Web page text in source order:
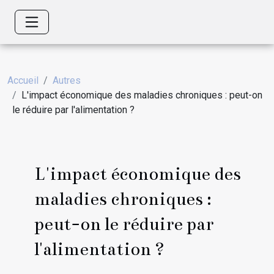
Accueil
Autres
L'impact économique des maladies chroniques : peut-on
le réduire par l'alimentation ?
L'impact économique des
maladies chroniques :
peut-on le réduire par
l'alimentation ?